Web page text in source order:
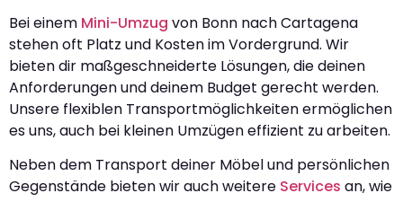
Bei einem Mini-Umzug von Bonn nach Cartagena
stehen oft Platz und Kosten im Vordergrund. Wir
bieten dir maßgeschneiderte Lösungen, die deinen
Anforderungen und deinem Budget gerecht werden.
Unsere flexiblen Transportmöglichkeiten ermöglichen
es uns, auch bei kleinen Umzügen effizient zu arbeiten.
Neben dem Transport deiner Möbel und persönlichen
Gegenstände bieten wir auch weitere Services an, wie